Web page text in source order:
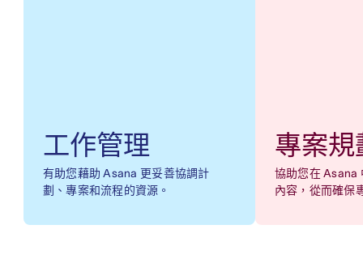
工作管理
有助您藉助 Asana 更妥善協調計
劃、專案和流程的資源。
專案規
協助您在 Asana
內容，從而確保